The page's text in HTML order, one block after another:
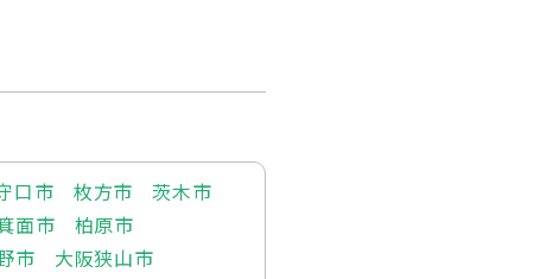
口市 枚方市
茨木市
面市
柏原市
市
大阪狭山市